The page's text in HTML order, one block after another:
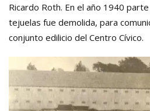
Ricardo Roth. En el año 1940
tejuelas fue demolida, para
conjunto edilicio del Centro Cívico.